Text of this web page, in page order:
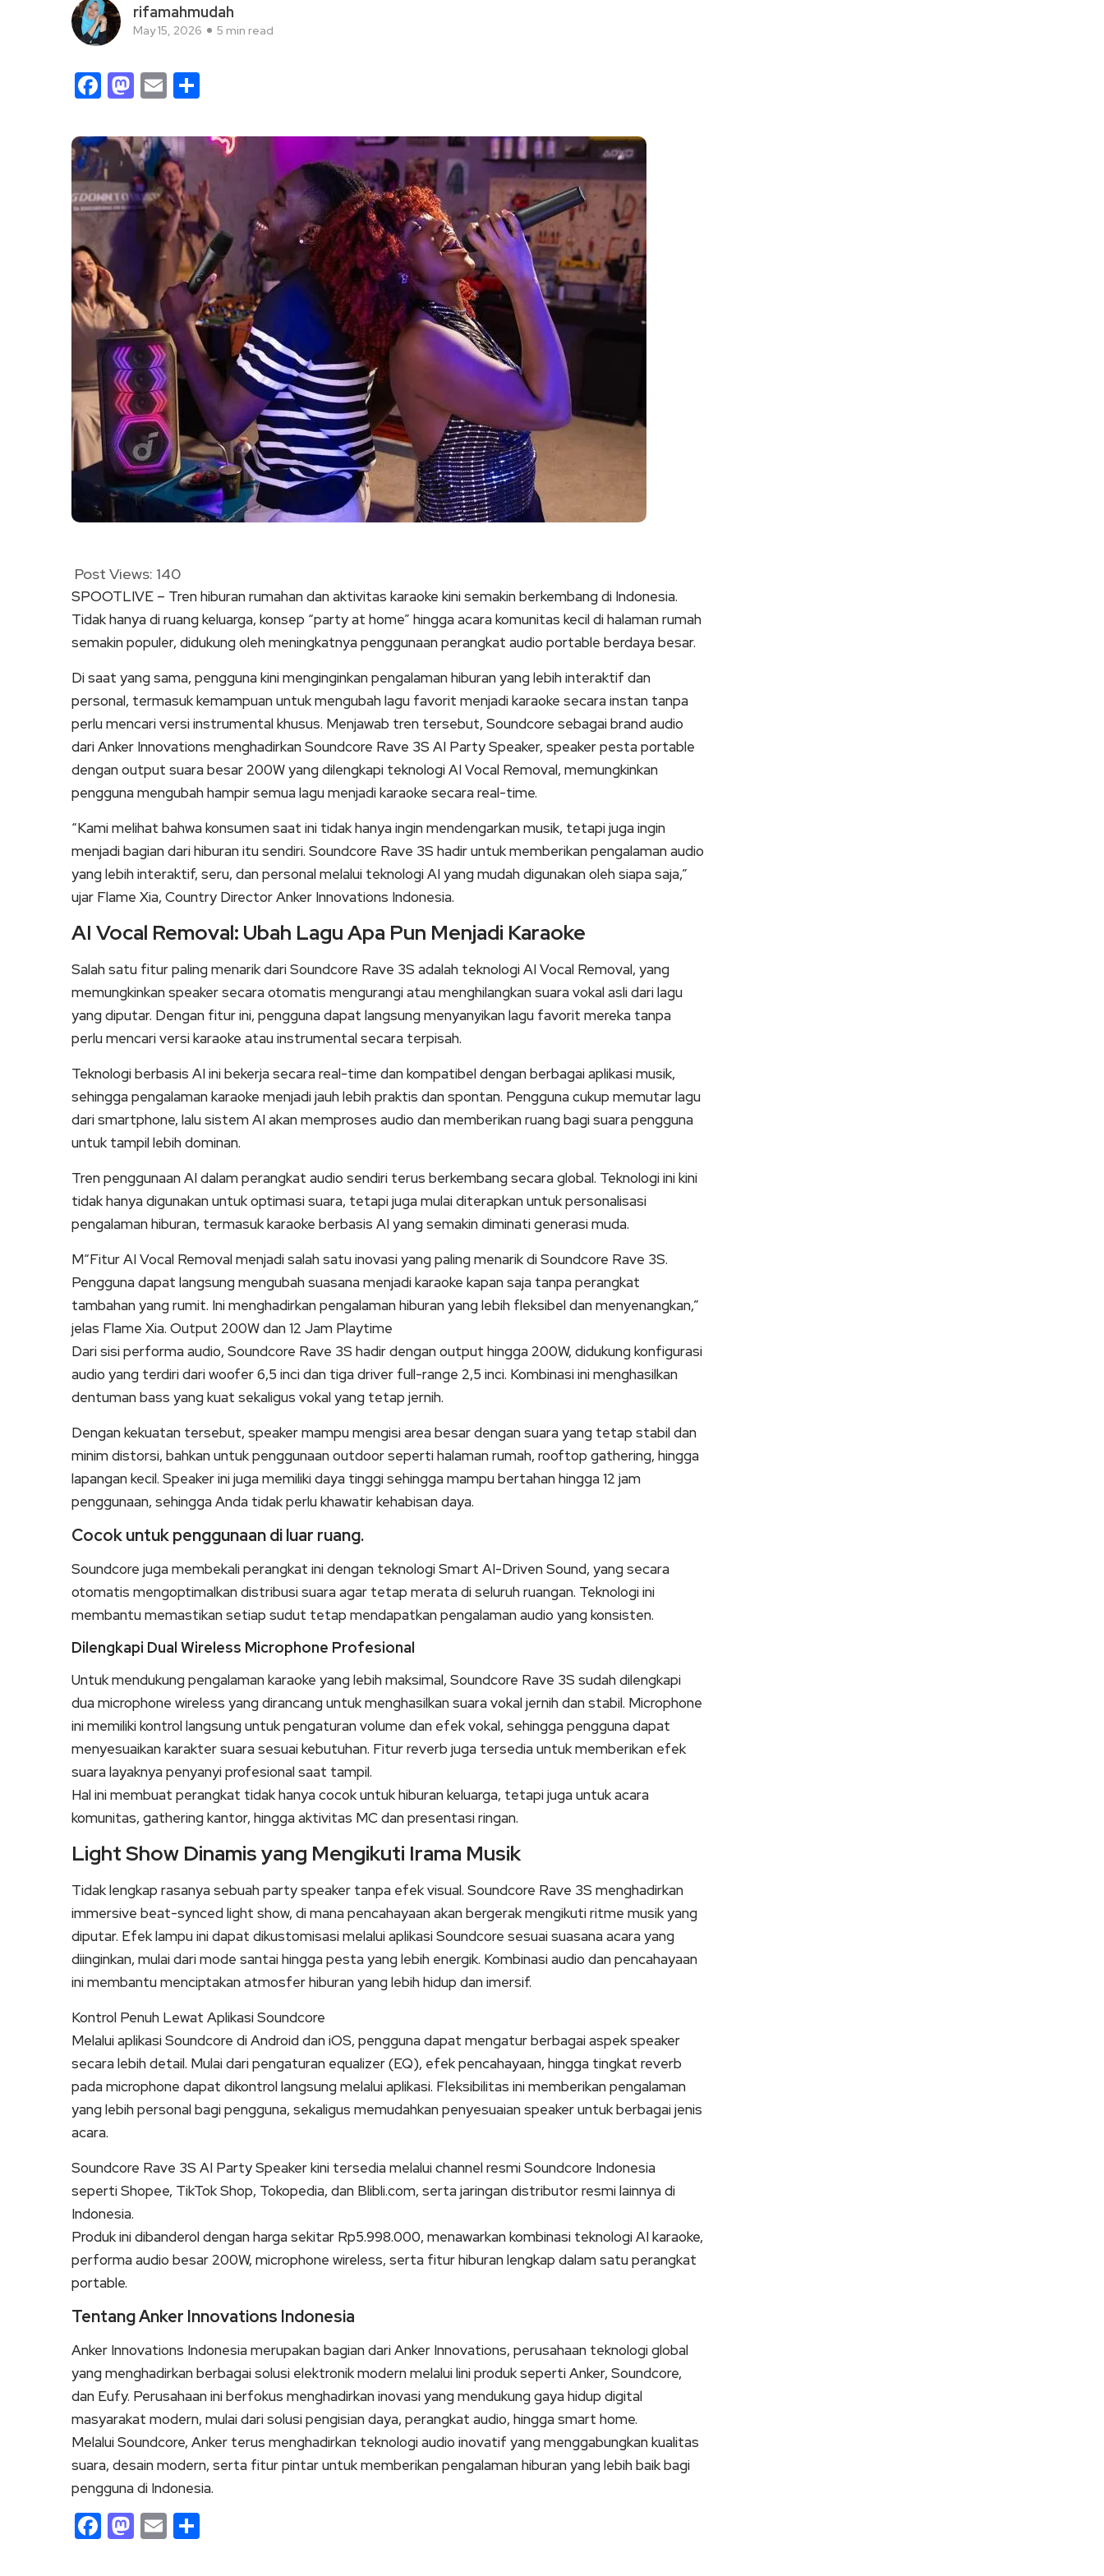
rifamahmudah
May 15, 2026 5 min read
Facebook
Mastodon
Email
Post Views: 140
SPOOTLIVE – Tren hiburan rumahan dan aktivitas karaoke kini semakin berkembang di Indonesia.
Tidak hanya di ruang keluarga, konsep “party at home” hingga acara komunitas kecil di halaman rumah
semakin populer, didukung oleh meningkatnya penggunaan perangkat audio portable berdaya besar.
Di saat yang sama, pengguna kini menginginkan pengalaman hiburan yang lebih interaktif dan
personal, termasuk kemampuan untuk mengubah lagu favorit menjadi karaoke secara instan tanpa
perlu mencari versi instrumental khusus. Menjawab tren tersebut, Soundcore sebagai brand audio
dari Anker Innovations menghadirkan Soundcore Rave 3S AI Party Speaker, speaker pesta portable
dengan output suara besar 200W yang dilengkapi teknologi AI Vocal Removal, memungkinkan
pengguna mengubah hampir semua lagu menjadi karaoke secara real-time.
“Kami melihat bahwa konsumen saat ini tidak hanya ingin mendengarkan musik, tetapi juga ingin
menjadi bagian dari hiburan itu sendiri. Soundcore Rave 3S hadir untuk memberikan pengalaman audio
yang lebih interaktif, seru, dan personal melalui teknologi AI yang mudah digunakan oleh siapa saja,”
ujar Flame Xia, Country Director Anker Innovations Indonesia.
AI Vocal Removal: Ubah Lagu Apa Pun Menjadi Karaoke
Salah satu fitur paling menarik dari Soundcore Rave 3S adalah teknologi AI Vocal Removal, yang
memungkinkan speaker secara otomatis mengurangi atau menghilangkan suara vokal asli dari lagu
yang diputar. Dengan fitur ini, pengguna dapat langsung menyanyikan lagu favorit mereka tanpa
perlu mencari versi karaoke atau instrumental secara terpisah.
Teknologi berbasis AI ini bekerja secara real-time dan kompatibel dengan berbagai aplikasi musik,
sehingga pengalaman karaoke menjadi jauh lebih praktis dan spontan. Pengguna cukup memutar lagu
dari smartphone, lalu sistem AI akan memproses audio dan memberikan ruang bagi suara pengguna
untuk tampil lebih dominan.
Tren penggunaan AI dalam perangkat audio sendiri terus berkembang secara global. Teknologi ini kini
tidak hanya digunakan untuk optimasi suara, tetapi juga mulai diterapkan untuk personalisasi
pengalaman hiburan, termasuk karaoke berbasis AI yang semakin diminati generasi muda.
M“Fitur AI Vocal Removal menjadi salah satu inovasi yang paling menarik di Soundcore Rave 3S.
Pengguna dapat langsung mengubah suasana menjadi karaoke kapan saja tanpa perangkat
tambahan yang rumit. Ini menghadirkan pengalaman hiburan yang lebih fleksibel dan menyenangkan,”
jelas Flame Xia. Output 200W dan 12 Jam Playtime
Dari sisi performa audio, Soundcore Rave 3S hadir dengan output hingga 200W, didukung konfigurasi
audio yang terdiri dari woofer 6,5 inci dan tiga driver full-range 2,5 inci. Kombinasi ini menghasilkan
dentuman bass yang kuat sekaligus vokal yang tetap jernih.
Dengan kekuatan tersebut, speaker mampu mengisi area besar dengan suara yang tetap stabil dan
minim distorsi, bahkan untuk penggunaan outdoor seperti halaman rumah, rooftop gathering, hingga
lapangan kecil. Speaker ini juga memiliki daya tinggi sehingga mampu bertahan hingga 12 jam
penggunaan, sehingga Anda tidak perlu khawatir kehabisan daya.
Cocok untuk penggunaan di luar ruang.
Soundcore juga membekali perangkat ini dengan teknologi Smart AI-Driven Sound, yang secara
otomatis mengoptimalkan distribusi suara agar tetap merata di seluruh ruangan. Teknologi ini
membantu memastikan setiap sudut tetap mendapatkan pengalaman audio yang konsisten.
Dilengkapi Dual Wireless Microphone Profesional
Untuk mendukung pengalaman karaoke yang lebih maksimal, Soundcore Rave 3S sudah dilengkapi
dua microphone wireless yang dirancang untuk menghasilkan suara vokal jernih dan stabil. Microphone
ini memiliki kontrol langsung untuk pengaturan volume dan efek vokal, sehingga pengguna dapat
menyesuaikan karakter suara sesuai kebutuhan. Fitur reverb juga tersedia untuk memberikan efek
suara layaknya penyanyi profesional saat tampil.
Hal ini membuat perangkat tidak hanya cocok untuk hiburan keluarga, tetapi juga untuk acara
komunitas, gathering kantor, hingga aktivitas MC dan presentasi ringan.
Light Show Dinamis yang Mengikuti Irama Musik
Tidak lengkap rasanya sebuah party speaker tanpa efek visual. Soundcore Rave 3S menghadirkan
immersive beat-synced light show, di mana pencahayaan akan bergerak mengikuti ritme musik yang
diputar. Efek lampu ini dapat dikustomisasi melalui aplikasi Soundcore sesuai suasana acara yang
diinginkan, mulai dari mode santai hingga pesta yang lebih energik. Kombinasi audio dan pencahayaan
ini membantu menciptakan atmosfer hiburan yang lebih hidup dan imersif.
Kontrol Penuh Lewat Aplikasi Soundcore
Melalui aplikasi Soundcore di Android dan iOS, pengguna dapat mengatur berbagai aspek speaker
secara lebih detail. Mulai dari pengaturan equalizer (EQ), efek pencahayaan, hingga tingkat reverb
pada microphone dapat dikontrol langsung melalui aplikasi. Fleksibilitas ini memberikan pengalaman
yang lebih personal bagi pengguna, sekaligus memudahkan penyesuaian speaker untuk berbagai jenis
acara.
Soundcore Rave 3S AI Party Speaker kini tersedia melalui channel resmi Soundcore Indonesia
seperti Shopee, TikTok Shop, Tokopedia, dan Blibli.com, serta jaringan distributor resmi lainnya di
Indonesia.
Produk ini dibanderol dengan harga sekitar Rp5.998.000, menawarkan kombinasi teknologi AI karaoke,
performa audio besar 200W, microphone wireless, serta fitur hiburan lengkap dalam satu perangkat
portable.
Tentang Anker Innovations Indonesia
Anker Innovations Indonesia merupakan bagian dari Anker Innovations, perusahaan teknologi global
yang menghadirkan berbagai solusi elektronik modern melalui lini produk seperti Anker, Soundcore,
dan Eufy. Perusahaan ini berfokus menghadirkan inovasi yang mendukung gaya hidup digital
masyarakat modern, mulai dari solusi pengisian daya, perangkat audio, hingga smart home.
Melalui Soundcore, Anker terus menghadirkan teknologi audio inovatif yang menggabungkan kualitas
suara, desain modern, serta fitur pintar untuk memberikan pengalaman hiburan yang lebih baik bagi
pengguna di Indonesia.
Facebook
Mastodon
Email